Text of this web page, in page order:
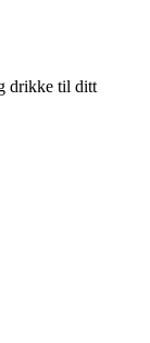
drikke til ditt